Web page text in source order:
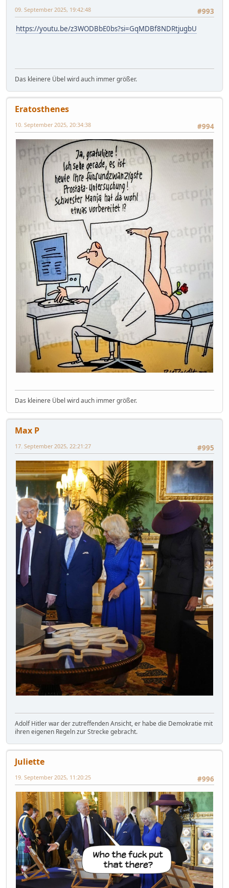
#993
09. September 2025, 19:42:48
https://youtu.be/z3WODBbE0bs?si=GqMDBf8NDRtjugbU
Das kleinere Übel wird auch immer größer.
Eratosthenes
#994
10. September 2025, 20:34:38
Das kleinere Übel wird auch immer größer.
Max P
#995
17. September 2025, 22:21:27
Adolf Hitler war der zutreffenden Ansicht, er habe die Demokratie mit
ihren eigenen Regeln zur Strecke gebracht.
Juliette
#996
19. September 2025, 11:20:25